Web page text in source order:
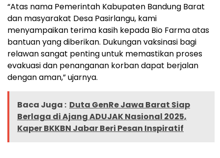
“Atas nama Pemerintah Kabupaten Bandung Barat
dan masyarakat Desa Pasirlangu, kami
menyampaikan terima kasih kepada Bio Farma atas
bantuan yang diberikan. Dukungan vaksinasi bagi
relawan sangat penting untuk memastikan proses
evakuasi dan penanganan korban dapat berjalan
dengan aman,” ujarnya.
Baca Juga : Duta GenRe Jawa Barat Siap
Berlaga di Ajang ADUJAK Nasional 2025,
Kaper BKKBN Jabar Beri Pesan Inspiratif